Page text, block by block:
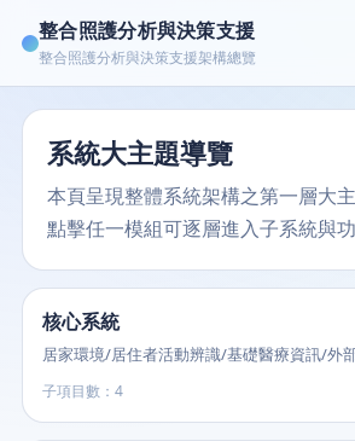
整合照護分析與決策支援
整合照護分析與決策支援架構總覽
系統大主題導覽
本頁呈現整體系統架構之第一層大主
點擊任一模組可逐層進入子系統與功
核心系統
居家環境/居住者活動辨識/基礎醫療資訊/外
子項目數：4